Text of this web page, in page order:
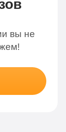
вы не